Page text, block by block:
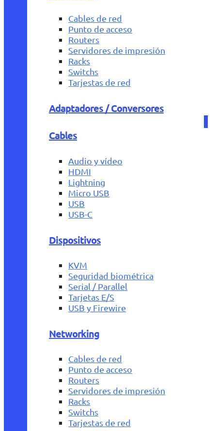
Cables de red
Punto de acceso
Routers
Servidores de impresión
Racks
Switchs
Tarjestas de red
Adaptadores / Conversores
Cables
Audio y vídeo
HDMI
Lightning
Micro USB
USB
USB-C
Dispositivos
KVM
Seguridad biométrica
Serial / Parallel
Tarjetas E/S
USB y Firewire
Networking
Cables de red
Punto de acceso
Routers
Servidores de impresión
Racks
Switchs
Tarjestas de red